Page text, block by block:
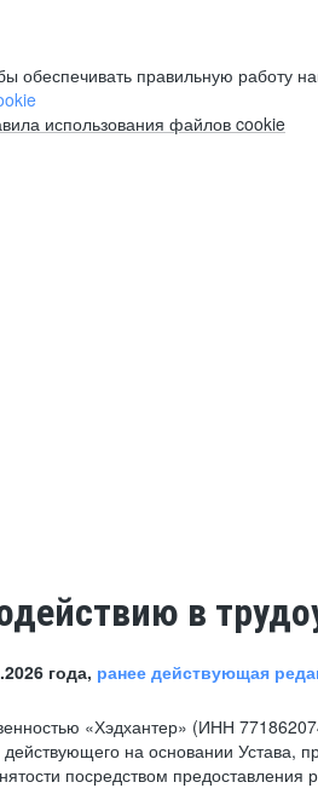
правильную работу
использования файлов cookie
в
года, ранее действующая
«Хэдхантер» (ИНН
на основании
посредством